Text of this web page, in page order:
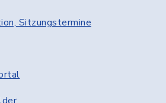
Sitzungstermine